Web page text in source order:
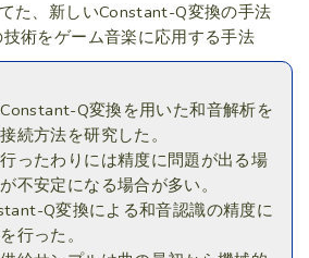
た、新しいConstant-Q変換の手法
術をゲーム音楽に応用する手法
Q変換を用いた和音解析を
続方法を研究した。
ったわりには精度に問題が出る場
不安定になる場合が多い。
Q変換による和音認識の精度に
行った。